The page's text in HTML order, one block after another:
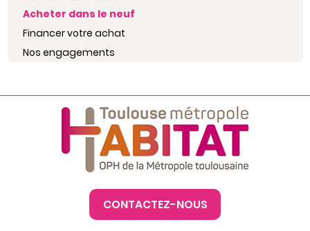
Acheter dans le neuf
Financer votre achat
Nos engagements
CONTACTEZ-NOUS